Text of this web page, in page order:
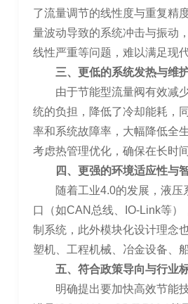
了流量调节的线性度与重复精
量波动导致的系统冲击与振动
线性严重等问题，难以满足现
三、更低的系统发热与维
由于节能型流量阀有效减
统的负担，降低了冷却能耗，
率和系统故障率，大幅降低全
考虑热管理优化，确保在长时
四、更强的环境适应性与
随着工业4.0的发展，液
口（如CAN总线、IO-Link等
制系统，此外模块化设计理念
塑机、工程机械、冶金设备、
五、符合政策导向与行业
明确提出要加快高效节能